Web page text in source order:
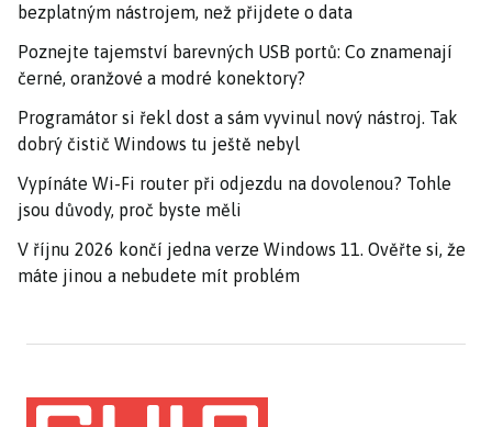
bezplatným nástrojem, než přijdete o data
Poznejte tajemství barevných USB portů: Co znamenají
černé, oranžové a modré konektory?
Programátor si řekl dost a sám vyvinul nový nástroj. Tak
dobrý čistič Windows tu ještě nebyl
Vypínáte Wi-Fi router při odjezdu na dovolenou? Tohle
jsou důvody, proč byste měli
V říjnu 2026 končí jedna verze Windows 11. Ověřte si, že
máte jinou a nebudete mít problém